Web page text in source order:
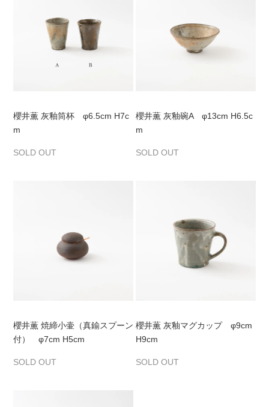
櫻井薫 灰釉筒杯 φ6.5cm H7c
m
SOLD OUT
櫻井薫 灰釉碗A φ13cm H6.5c
m
SOLD OUT
櫻井薫 焼締小壷（真鍮スプーン
付） φ7cm H5cm
SOLD OUT
櫻井薫 灰釉マグカップ φ9cm
H9cm
SOLD OUT